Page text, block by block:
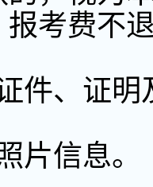
报考费不
件、证
片信息。